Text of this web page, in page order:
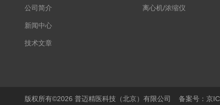
公司简介
新闻中心
技术文章
离心机/浓缩仪
版权所有©2026 普迈精医科技（北京）有限公司 备案号：京